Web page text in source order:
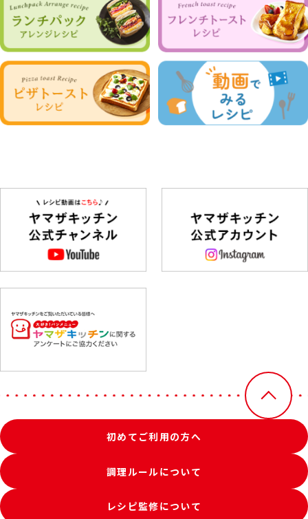
初めてご利用の方へ
調理ルールについて
レシピ監修について